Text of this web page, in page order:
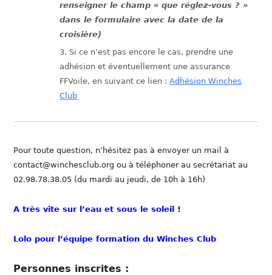
renseigner le champ « que réglez-vous ? »
dans le formulaire avec la date de la
croisière)
Si ce n’est pas encore le cas, prendre une
adhésion et éventuellement une assurance
FFVoile, en suivant ce lien :Adhésion Winches
Club
Pour toute question, n’hésitez pas à envoyer un mail à
contact@winchesclub.org ou à téléphoner au secrétariat au
02.98.78.38.05 (du mardi au jeudi, de 10h à 16h)
A très vite sur l’eau et sous le soleil !
Lolo pour l’équipe formation du Winches Club
Personnes inscrites :